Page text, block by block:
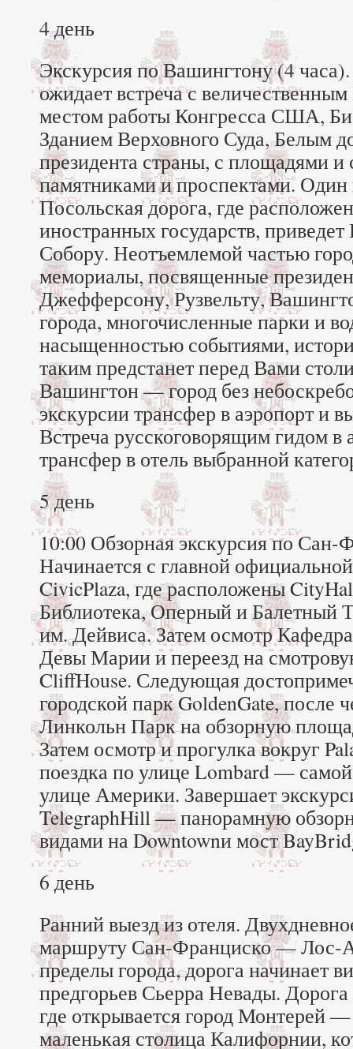
4 день
Экскурсия по Вашингтону (4
ожидает встреча с
местом работы Конгресса США,
Зданием Верховного Суда, Белым
президента страны, с площадями и
памятниками и проспектами.
Посольская дорога, где
иностранных государств,
Собору. Неотъемлемой частью
мемориалы, посвященные
Джефферсону, Рузвельту,
города, многочисленные парки и
насыщенностью событиями,
таким предстанет перед Вами
Вашингтон — город без
экскурсии трансфер в аэропорт и
Встреча русскоговорящим гидом в
трансфер в отель выбранной
5 день
10:00 Обзорная экскурсия по Сан-
Начинается с главной
CivicPlaza, где расположены
Библиотека, Оперный и Балетный
им. Дейвиса. Затем осмотр
Девы Марии и переезд на
CliffHouse. Следующая
городской парк GoldenGate, после
Линкольн Парк на обзорную
Затем осмотр и прогулка вокруг
поездка по улице Lombard —
улице Америки. Завершает
TelegraphHill — панорамную
видами на Downtownи мост
6 день
Ранний выезд из отеля.
маршруту Сан-Франциско — Лос-
пределы города, дорога начинает
предгорьев Сьерра Невады. Дорога
где открывается город Монтерей
маленькая столица Калифорнии,